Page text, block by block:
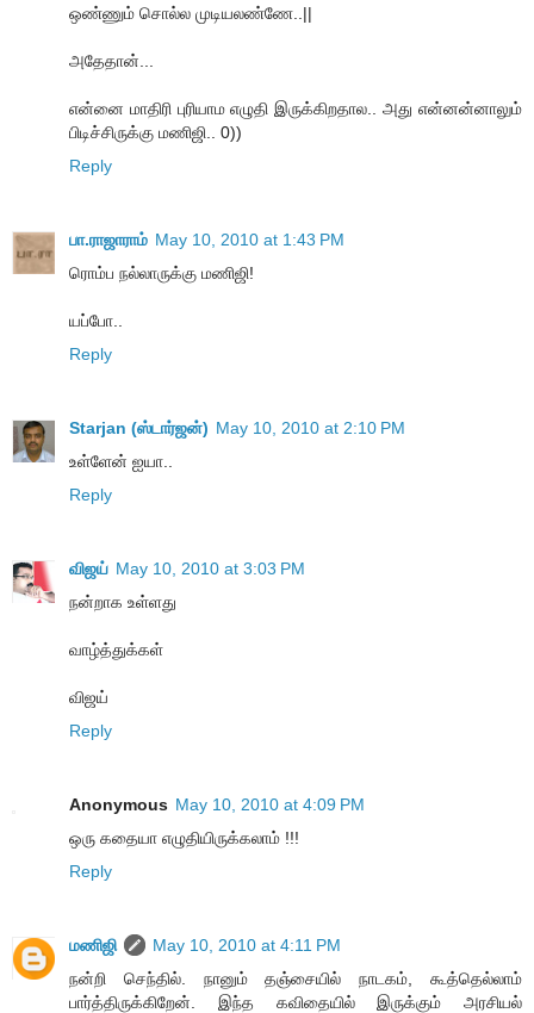
ஒண்ணும் சொல்ல முடியலண்ணே..||
அதேதான்...
என்னை மாதிரி புரியாம எழுதி இருக்கிறதால.. அது என்னன்னாலும்
பிடிச்சிருக்கு மணிஜி.. 0))
Reply
பா.ராஜாராம் May 10, 2010 at 1:43 PM
ரொம்ப நல்லாருக்கு மணிஜி!
யப்போ..
Reply
Starjan (ஸ்டார்ஜன்) May 10, 2010 at 2:10 PM
உள்ளேன் ஐயா..
Reply
விஜய் May 10, 2010 at 3:03 PM
நன்றாக உள்ளது
வாழ்த்துக்கள்
விஜய்
Reply
Anonymous May 10, 2010 at 4:09 PM
ஒரு கதையா எழுதியிருக்கலாம் !!!
Reply
மணிஜி
May 10, 2010 at 4:11 PM
நன்றி செந்தில். நானும் தஞ்சையில் நாடகம், கூத்தெல்லாம்
பார்த்திருக்கிறேன். இந்த கவிதையில் இருக்கும் அரசியல்